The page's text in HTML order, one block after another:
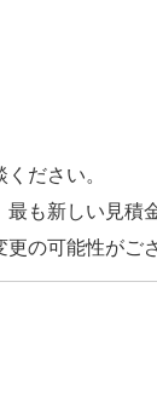
ださい。
も新しい見積